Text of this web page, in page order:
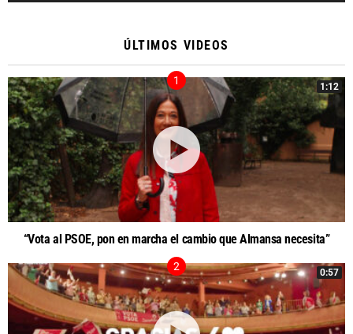
ÚLTIMOS VIDEOS
1:12
“Vota al PSOE, pon en marcha el cambio que Almansa necesita”
0:57